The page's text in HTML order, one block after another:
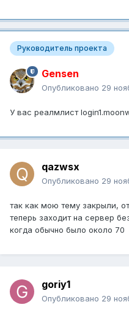
Руководитель проекта
Gensen
Опубликовано 29
У вас реалмлист
qazwsx
Опубликовано 29
так как мою тему закрыли,
теперь заходит на сервер
когда обычно было около 70
goriy1
Опубликовано 29